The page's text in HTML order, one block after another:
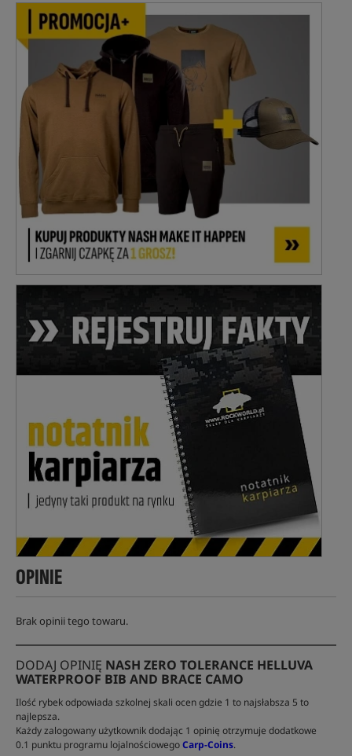
OPINIE
Brak opinii tego towaru.
DODAJ OPINIĘ NASH ZERO TOLERANCE HELLUVA
WATERPROOF BIB AND BRACE CAMO
Ilość rybek odpowiada szkolnej skali ocen gdzie 1 to najsłabsza 5 to
najlepsza.
Każdy zalogowany użytkownik dodając 1 opinię otrzymuje dodatkowe
0.1 punktu programu lojalnościowegoCarp-Coins.